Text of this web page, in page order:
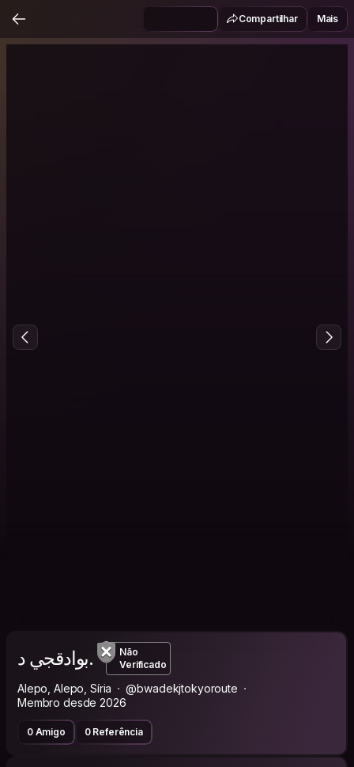
Compartilhar Mais
بوادقجي د.
Não
Verificado
Alepo, Alepo, Síria
@bwadekjtokyoroute
Membro desde 2026
0 Amigo 0 Referência